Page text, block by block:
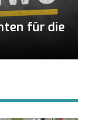
für die